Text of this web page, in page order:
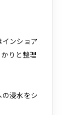
ンショア
りと整理
浸水をシ